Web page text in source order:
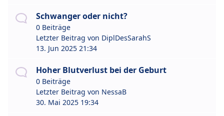
Schwanger oder nicht?
0 Beiträge
Letzter Beitrag von DiplDesSarahS
13. Jun 2025 21:34
Hoher Blutverlust bei der Geburt
0 Beiträge
Letzter Beitrag von NessaB
30. Mai 2025 19:34